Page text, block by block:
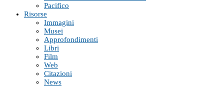
Pacifico
Risorse
Immagini
Musei
Approfondimenti
Libri
Film
Web
Citazioni
News